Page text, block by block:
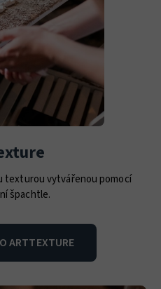
texturou vytvářenou pomocí
špachtle.
ARTTEXTURE